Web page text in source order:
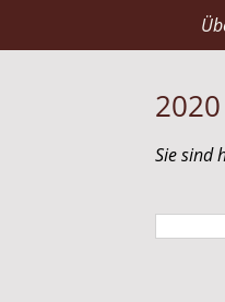
2020
Sie sind